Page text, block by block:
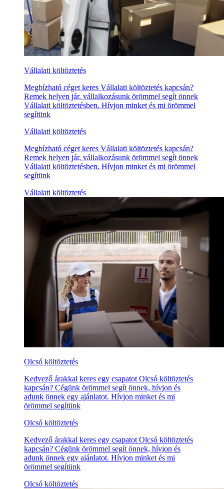
Vállalati költöztetés
Megbízható céget keres Vállalati költöztetés kapcsán?
Remek helyen jár, vállalkozásunk örömmel segít önnek
Vállalati költöztetésben. Hívjon minket és mi örömmel
segítünk
Vállalati költöztetés
Megbízható céget keres Vállalati költöztetés kapcsán?
Remek helyen jár, vállalkozásunk örömmel segít önnek
Vállalati költöztetésben. Hívjon minket és mi örömmel
segítünk
Vállalati költöztetés
Olcsó költöztetés
Kedvező árakkal keres egy csapatot Olcsó költöztetés
kapcsán? Cégünk örömmel segít önnek, hívjon és
adunk önnek egy ajánlatot. Hívjon minket és mi
örömmel segítünk
Olcsó költöztetés
Kedvező árakkal keres egy csapatot Olcsó költöztetés
kapcsán? Cégünk örömmel segít önnek, hívjon és
adunk önnek egy ajánlatot. Hívjon minket és mi
örömmel segítünk
Olcsó költöztetés